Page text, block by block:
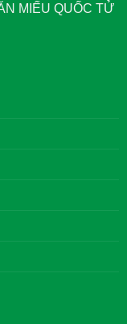
MIẾU QUỐC TỬ